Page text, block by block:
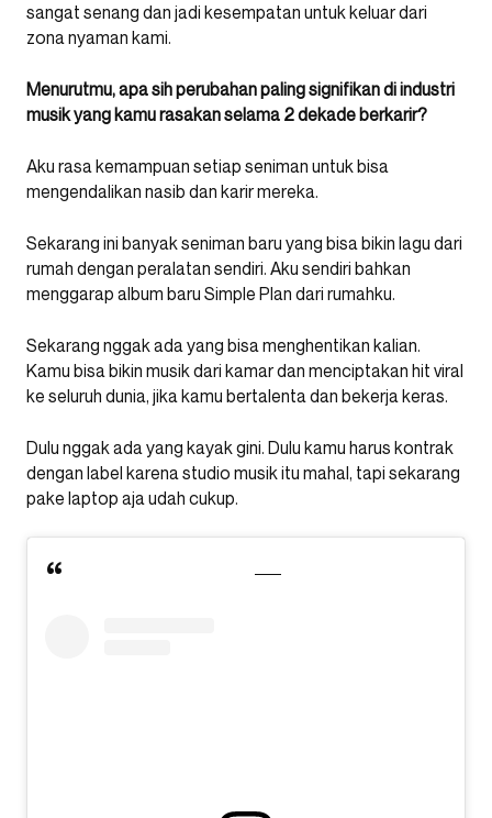
sangat senang dan jadi kesempatan untuk keluar dari
zona nyaman kami.
Menurutmu, apa sih perubahan paling signifikan di industri
musik yang kamu rasakan selama 2 dekade berkarir?
Aku rasa kemampuan setiap seniman untuk bisa
mengendalikan nasib dan karir mereka.
Sekarang ini banyak seniman baru yang bisa bikin lagu dari
rumah dengan peralatan sendiri. Aku sendiri bahkan
menggarap album baru Simple Plan dari rumahku.
Sekarang nggak ada yang bisa menghentikan kalian.
Kamu bisa bikin musik dari kamar dan menciptakan hit viral
ke seluruh dunia, jika kamu bertalenta dan bekerja keras.
Dulu nggak ada yang kayak gini. Dulu kamu harus kontrak
dengan label karena studio musik itu mahal, tapi sekarang
pake laptop aja udah cukup.